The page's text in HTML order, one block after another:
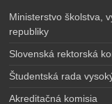
Ministerstvo školstva,
republiky
Slovenská rektorská
Študentská rada
Akreditačná komisia